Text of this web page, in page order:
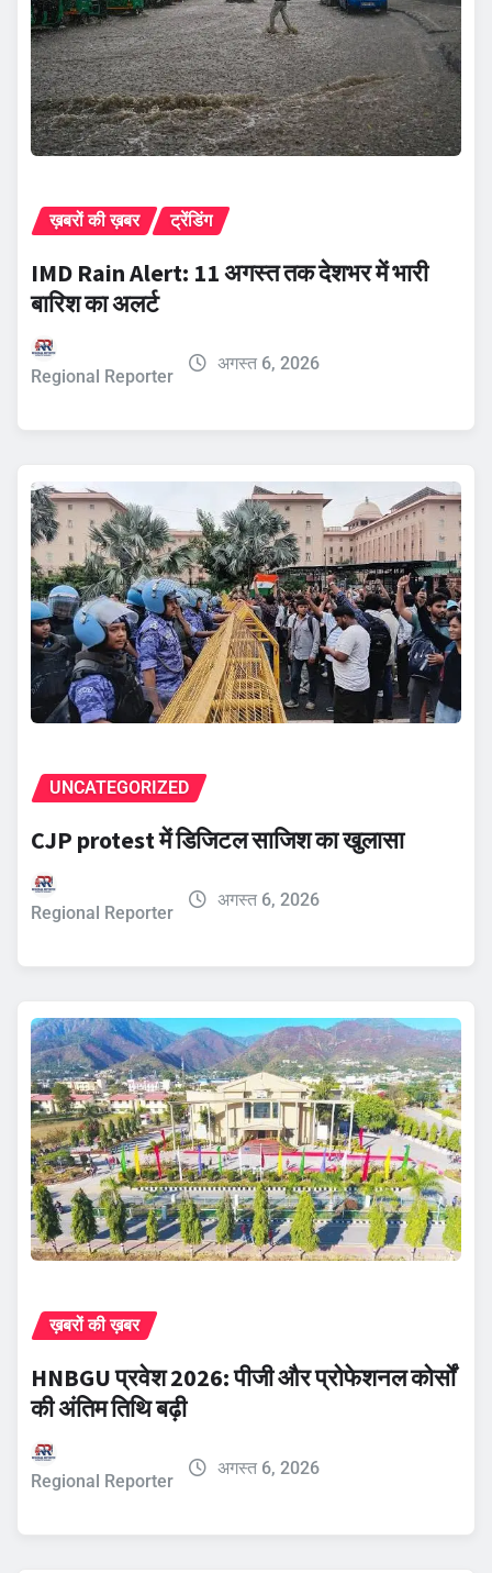
ख़बरों की ख़बर ट्रेंडिंग
IMD Rain Alert: 11 अगस्त तक देशभर में भारी
बारिश का अलर्ट
Regional Reporter
अगस्त 6, 2026
UNCATEGORIZED
CJP protest में डिजिटल साजिश का खुलासा
Regional Reporter
अगस्त 6, 2026
ख़बरों की ख़बर
HNBGU प्रवेश 2026: पीजी और प्रोफेशनल कोर्सों
की अंतिम तिथि बढ़ी
Regional Reporter
अगस्त 6, 2026